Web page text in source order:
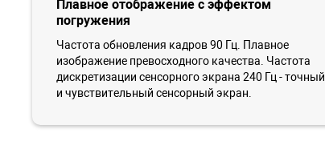
Плавное отображение с эффектом
погружения
Частота обновления кадров 90 Гц. Плавное
изображение превосходного качества. Частота
дискретизации сенсорного экрана 240 Гц - точный
и чувствительный сенсорный экран.